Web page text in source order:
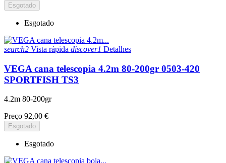
Esgotado
Esgotado
search2 Vista rápida discover1 Detalhes
VEGA cana telescopia 4.2m 80-200gr 0503-420
SPORTFISH TS3
4.2m 80-200gr
Preço 92,00 €
Esgotado
Esgotado